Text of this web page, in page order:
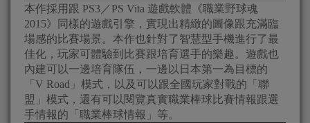
本作採用跟 PS3／PS Vita 遊戲軟體《職業野球魂
2015》同樣的遊戲引擎，實現出精緻的圖像跟充滿臨
場感的比賽場景。本作也針對了智慧型手機進行了最
佳化，玩家可體驗到比賽跟培育選手的樂趣。遊戲也
內建可以一邊培育隊伍，一邊以日本第一為目標的
「V Road」模式，以及可以跟全國玩家對戰的「聯
盟」模式，還有可以閱覽真實職業棒球比賽情報跟選
手情報的「職業棒球情報」等。